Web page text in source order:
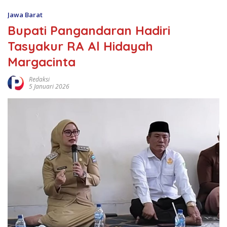
Jawa Barat
Bupati Pangandaran Hadiri
Tasyakur RA Al Hidayah
Margacinta
Redaksi
5 Januari 2026